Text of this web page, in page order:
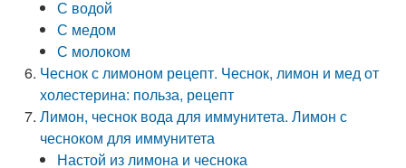
С водой
С медом
С молоком
Чеснок с лимоном рецепт. Чеснок, лимон и мед от
холестерина: польза, рецепт
Лимон, чеснок вода для иммунитета. Лимон с
чесноком для иммунитета
Настой из лимона и чеснока